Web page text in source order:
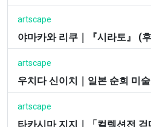
artscape
야마카와 리쿠｜『시라토』 (
artscape
우치다 신이치｜일본 순회 미
artscape
타카시마 지지｜「컬렉션전